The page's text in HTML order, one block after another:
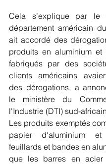
Cela s’explique par
département américain
ait accordé des
produits en aluminium
fabriqués par des
clients américains
des dérogations, a
le ministère du
l'Industrie (DTI) sud-
Les produits exemptés
papier d'aluminium
feuillards et bandes en
que les barres en acier